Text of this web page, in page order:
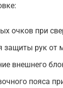
очков при
защиты рук от
внешнего
пояса